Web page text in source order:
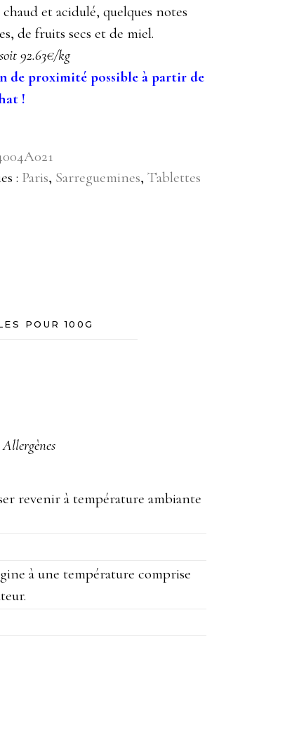
et acidulé, quelques notes
de fruits secs et de miel.
92.63€/kg
de proximité possible à partir de
!
: Paris, Sarreguemines, Tablettes
POUR 100G
revenir à température ambiante
à une température comprise